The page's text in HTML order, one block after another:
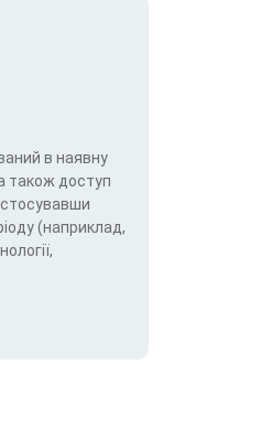
в наявну
також доступ
(наприклад,